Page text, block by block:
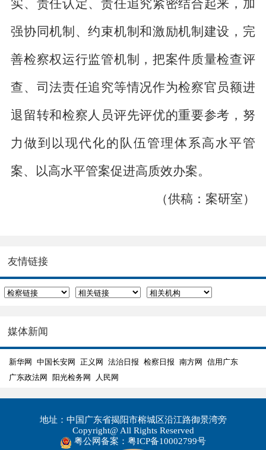
实、责任认定、责任追究紧密结合起来，加
强协同机制、约束机制和激励机制建设，完
善检察权运行监管机制，把案件质量检查评
查、司法责任追究等情况作为检察官员额进
退留转和检察人员评先评优的重要参考，努
力做到以现代化的队伍管理体系高水平管
案、以高水平管案促进高质效办案。
（供稿：案研室）
友情链接
媒体新闻
新华网 中国长安网 正义网 法治日报 检察日报 南方网
信用广东
广东政法网
阳光检务网 人民网
地址：中国广东省揭阳市榕城区沿江路御景湾旁
Copyright@ All Rights Reserved
粤公网备案：粤ICP备10002799号